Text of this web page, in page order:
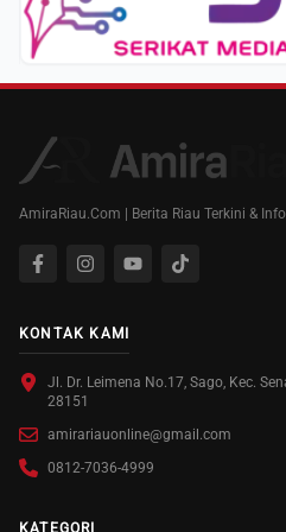
AmiraRiau.Com | Berita Riau Terkini &
KONTAK KAMI
Jl. Dr. Leimena No.17, Sago, Kec.
28151
amirariauonline@gmail.com
0812-7036-4999